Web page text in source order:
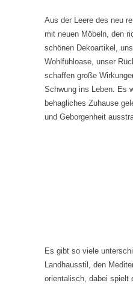
Aus der Leere des neu
mit neuen Möbeln, den
schönen Dekoartikel,
Wohlfühloase, unser
schaffen große
Schwung ins Leben. Es
behagliches Zuhause
und Geborgenheit
Es gibt so viele
Landhausstil, den
orientalisch, dabei spielt